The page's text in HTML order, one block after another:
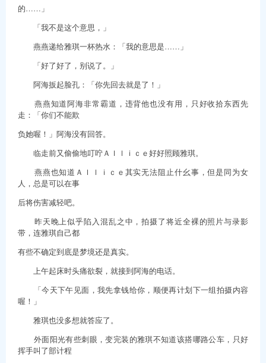
的……」
「我不是这个意思，」
燕燕递给雅琪一杯热水：「我的意思是……」
「好了好了，别说了。」
阿海扳起脸孔：「你先回去就是了！」
燕燕知道阿海非常霸道，违背他也没有用，只好收拾东西先
走：「你们不能欺
负她喔！」阿海没有回答。
临走前又偷偷地叮咛Ａｌｌｉｃｅ好好照顾雅琪。
燕燕也知道Ａｌｌｉｃｅ其实无法阻止什幺事，但是同为女
人，总是可以在事
后将伤害减轻吧。
昨天晚上似乎陷入混乱之中，拍摄了将近全裸的照片与录影
带，连雅琪自己都
有些不确定到底是梦境还是真实。
上午起床时头痛欲裂，就接到阿海的电话。
「今天下午见面，我先拿钱给你，顺便再计划下一组拍摄内容
喔！」
雅琪也没多想就答应了。
外面阳光有些刺眼，变完装的雅琪不知道该搭哪路公车，只好
挥手叫了部计程